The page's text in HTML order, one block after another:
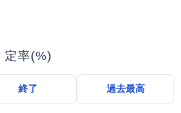
定率(%)
終了 過去最高